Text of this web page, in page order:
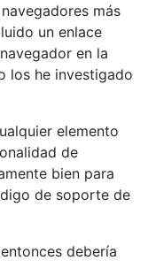
más
un enlace
en la
los he investigado
elemento
de
bien para
de soporte de
entonces debería